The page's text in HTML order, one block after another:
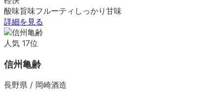
酸味旨味フルーティ しっかり 甘味
詳細を見る
人気 17位
信州亀齢
長野県 / 岡崎酒造